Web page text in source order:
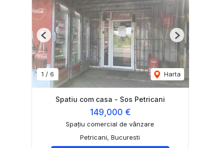
1 / 6 Harta
Previous Next
Spatiu com casa - Sos Petricani
149,000 €
Spațiu comercial de vânzare
Petricani, Bucuresti